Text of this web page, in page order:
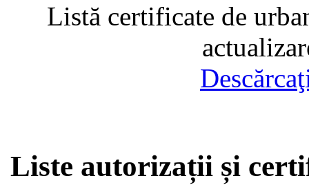
Listă certificate de
Liste autorizații și